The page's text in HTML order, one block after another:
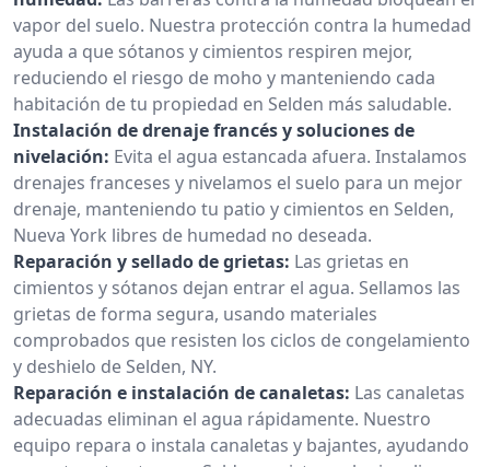
vapor del suelo. Nuestra protección contra la humedad
ayuda a que sótanos y cimientos respiren mejor,
reduciendo el riesgo de moho y manteniendo cada
habitación de tu propiedad en Selden más saludable.
Instalación de drenaje francés y soluciones de
nivelación: Evita el agua estancada afuera. Instalamos
drenajes franceses y nivelamos el suelo para un mejor
drenaje, manteniendo tu patio y cimientos en Selden,
Nueva York libres de humedad no deseada.
Reparación y sellado de grietas: Las grietas en
cimientos y sótanos dejan entrar el agua. Sellamos las
grietas de forma segura, usando materiales
comprobados que resisten los ciclos de congelamiento
y deshielo de Selden, NY.
Reparación e instalación de canaletas: Las canaletas
adecuadas eliminan el agua rápidamente. Nuestro
equipo repara o instala canaletas y bajantes, ayudando